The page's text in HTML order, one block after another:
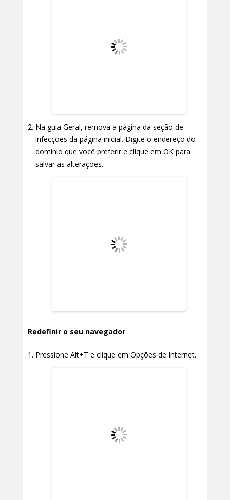
Na guia Geral, remova a página da seção de
infecções da página inicial. Digite o endereço do
domínio que você preferir e clique em OK para
salvar as alterações.
Redefinir o seu navegador
Pressione Alt+T e clique em Opções de Internet.